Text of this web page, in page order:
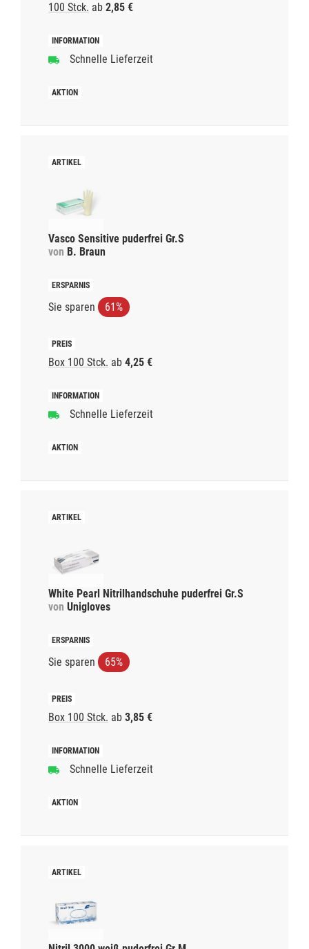
100 Stck. ab 2,85 €
Schnelle Lieferzeit
Vasco Sensitive puderfrei Gr.S
von B. Braun
Sie sparen 61%
Box 100 Stck. ab 4,25 €
Schnelle Lieferzeit
White Pearl Nitrilhandschuhe puderfrei Gr.S
von Unigloves
Sie sparen 65%
Box 100 Stck. ab 3,85 €
Schnelle Lieferzeit